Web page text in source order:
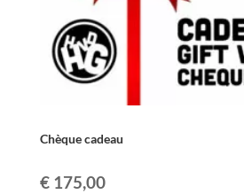
Chèque cadeau
€175,00